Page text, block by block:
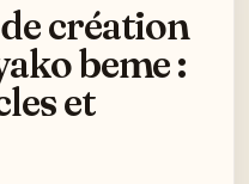
création
beme :
et